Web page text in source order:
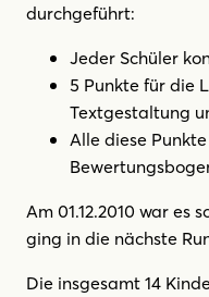
durchgeführt:
Jeder Schüler
5 Punkte für die
Textgestaltung
Alle diese
Am 01.12.2010 war es
ging in die nächste
Die insgesamt 14